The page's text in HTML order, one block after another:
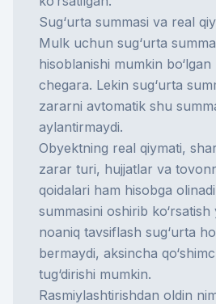
Sug‘urta summasi va real
Mulk uchun sug‘urta
hisoblanishi mumkin bo‘lgan
chegara. Lekin sug‘urta
zararni avtomatik shu
aylantirmaydi.
Obyektning real qiymati,
zarar turi, hujjatlar va
qoidalari ham hisobga
summasini oshirib
noaniq tavsiflash sug‘urta
bermaydi, aksincha
tug‘dirishi mumkin.
Rasmiylashtirishdan oldin